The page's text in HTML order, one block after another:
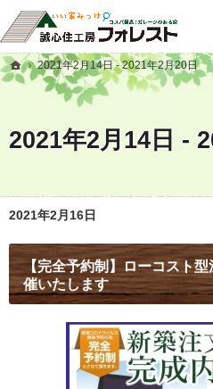
2021年2月14日 -
『蓄熱式全館床暖房』が標準！一年間温かい家
横手市・大仙市の注文住宅・新築戸建て・リ
2021年2月16日
【完全予約制】ローコスト
催いたします
ホーム
2021年2月14日 - 2021年2月20日